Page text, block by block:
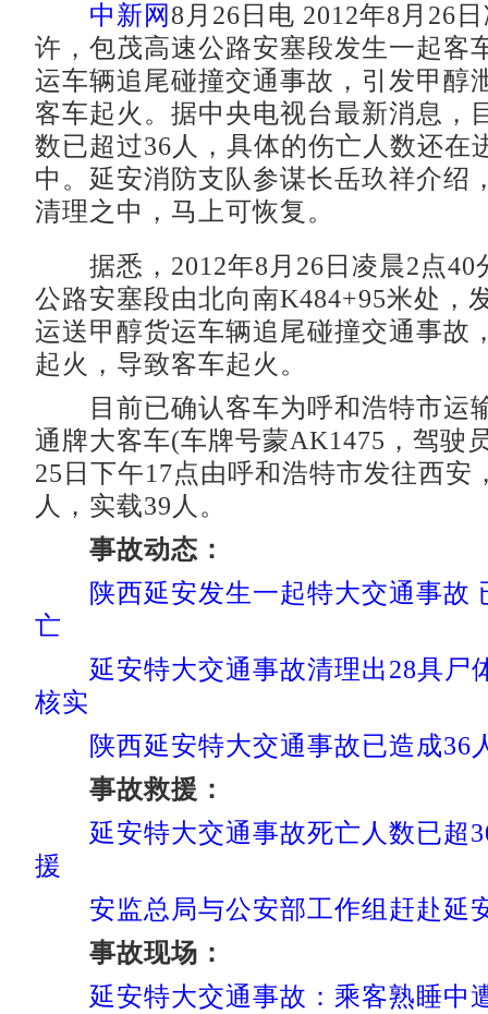
中新网 8月26日电 2012年8月26
许，包茂高速公路安塞段发生一起客
运车辆追尾碰撞交通事故，引发甲醇
客车起火。据中央电视台最新消息，
数已超过36人，具体的伤亡人数还在
中。延安消防支队参谋长岳玖祥介绍
清理之中，马上可恢复。
据悉，2012年8月26日凌晨2点40
公路安塞段由北向南K484+95米处，
运送甲醇货运车辆追尾碰撞交通事故
起火，导致客车起火。
目前已确认客车为呼和浩特市运
通牌大客车(车牌号蒙AK1475，驾驶
25日下午17点由呼和浩特市发往西安
人，实载39人。
事故动态：
陕西延安发生一起特大交通事故
亡
延安特大交通事故清理出28具尸
核实
陕西延安特大交通事故已造成36
事故救援：
延安特大交通事故死亡人数已超
援
安监总局与公安部工作组赶赴延
事故现场：
延安特大交通事故：乘客熟睡中